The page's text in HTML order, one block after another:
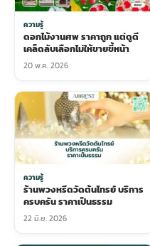
ความรู้
ดอกไม้งานศพ ราคาถูก แต่ดูดี
เคล็ดลับเลือกไม่ให้ขายขี้หน้า
20 พ.ค. 2026
ความรู้
ร้านพวงหรีดวัดต้นไทรย์ บริการ
ครบครัน ราคาเป็นธรรม
22 มิ.ย. 2026